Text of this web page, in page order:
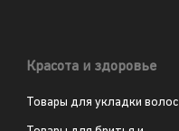
Красота и здоровье
Товары для укладки волос